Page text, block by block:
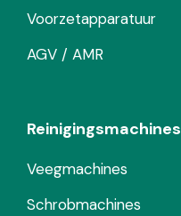
Voorzetapparatuur
AGV / AMR
Reinigingsmachines
Veegmachines
Schrobmachines